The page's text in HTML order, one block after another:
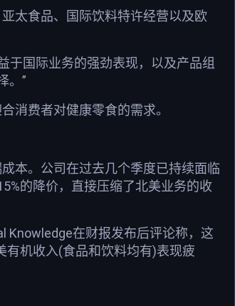
太食品、国际饮料特许经营以及欧
于国际业务的强劲表现，以及产品组
。”
消费者对健康零食的需求。
本。公司在过去几个季度已持续面临
的降价，直接压缩了北美业务的收
Knowledge在财报发布后评论称，这
有机收入(食品和饮料均有)表现疲